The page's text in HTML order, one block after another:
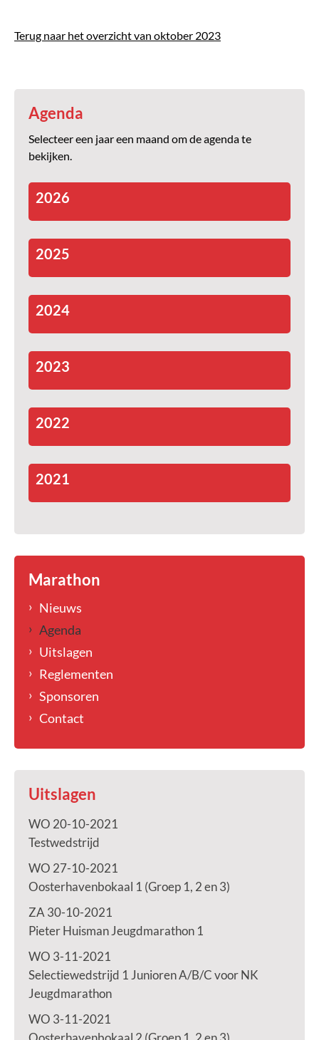
Terug naar het overzicht van oktober 2023
Agenda
Selecteer een jaar een maand om de agenda te
bekijken.
2026
2025
2024
2023
2022
2021
Marathon
Nieuws
Agenda
Uitslagen
Reglementen
Sponsoren
Contact
Uitslagen
WO 20-10-2021
Testwedstrijd
WO 27-10-2021
Oosterhavenbokaal 1 (Groep 1, 2 en 3)
ZA 30-10-2021
Pieter Huisman Jeugdmarathon 1
WO 3-11-2021
Selectiewedstrijd 1 Junioren A/B/C voor NK
Jeugdmarathon
WO 3-11-2021